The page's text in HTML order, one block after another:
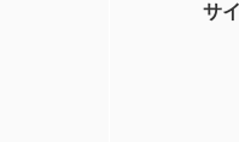
サ